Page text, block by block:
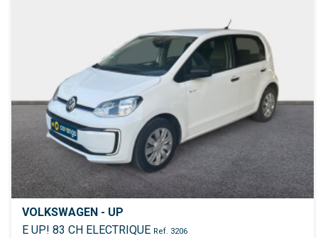
VOLKSWAGEN - UP
E UP! 83 CH ELECTRIQUE Ref. 3206